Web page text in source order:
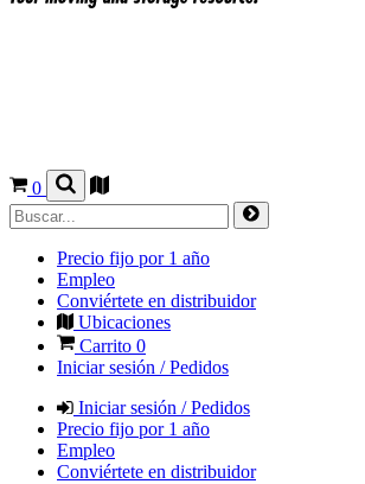
0
Precio fijo por 1 año
Empleo
Conviértete en distribuidor
Ubicaciones
Carrito 0
Iniciar sesión / Pedidos
Iniciar sesión / Pedidos
Precio fijo por 1 año
Empleo
Conviértete en distribuidor